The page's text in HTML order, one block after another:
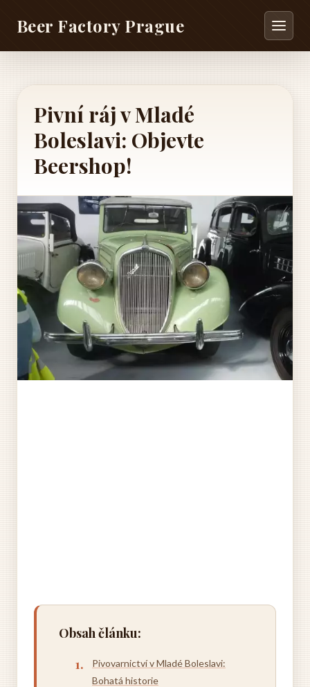
Beer Factory Prague
Pivní ráj v Mladé
Boleslavi: Objevte
Beershop!
Obsah článku:
Pivovarnictví v Mladé Boleslavi:
Bohatá historie